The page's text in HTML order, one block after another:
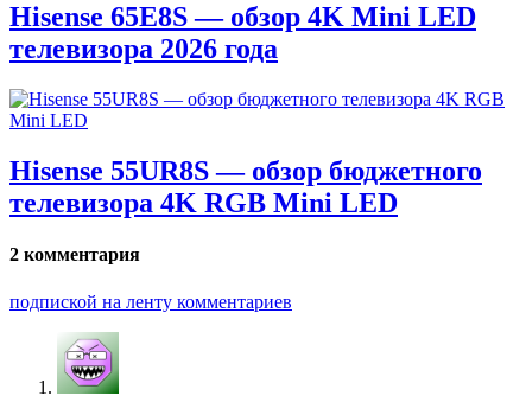
Hisense 65E8S — обзор 4K Mini LED
телевизора 2026 года
Hisense 55UR8S — обзор бюджетного
телевизора 4K RGB Mini LED
2 комментария
подпиской на ленту комментариев